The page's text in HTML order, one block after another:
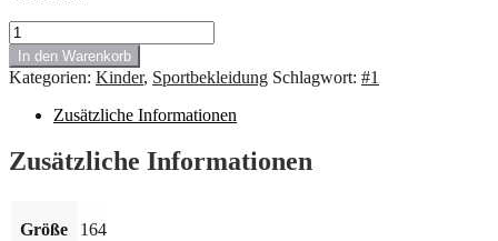
#1.777
Skihose
für
Kinder
Schwarz,
Größe
In den Warenkorb
Kategorien: Kinder, Sportbekleidung Schlagwort: #1
Zusätzliche Informationen
Zusätzliche Informationen
Größe 164